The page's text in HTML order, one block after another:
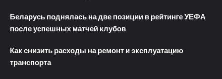
Беларусь поднялась на две позиции в рейтинге УЕФА
после успешных матчей клубов
Как снизить расходы на ремонт и эксплуатацию
транспорта